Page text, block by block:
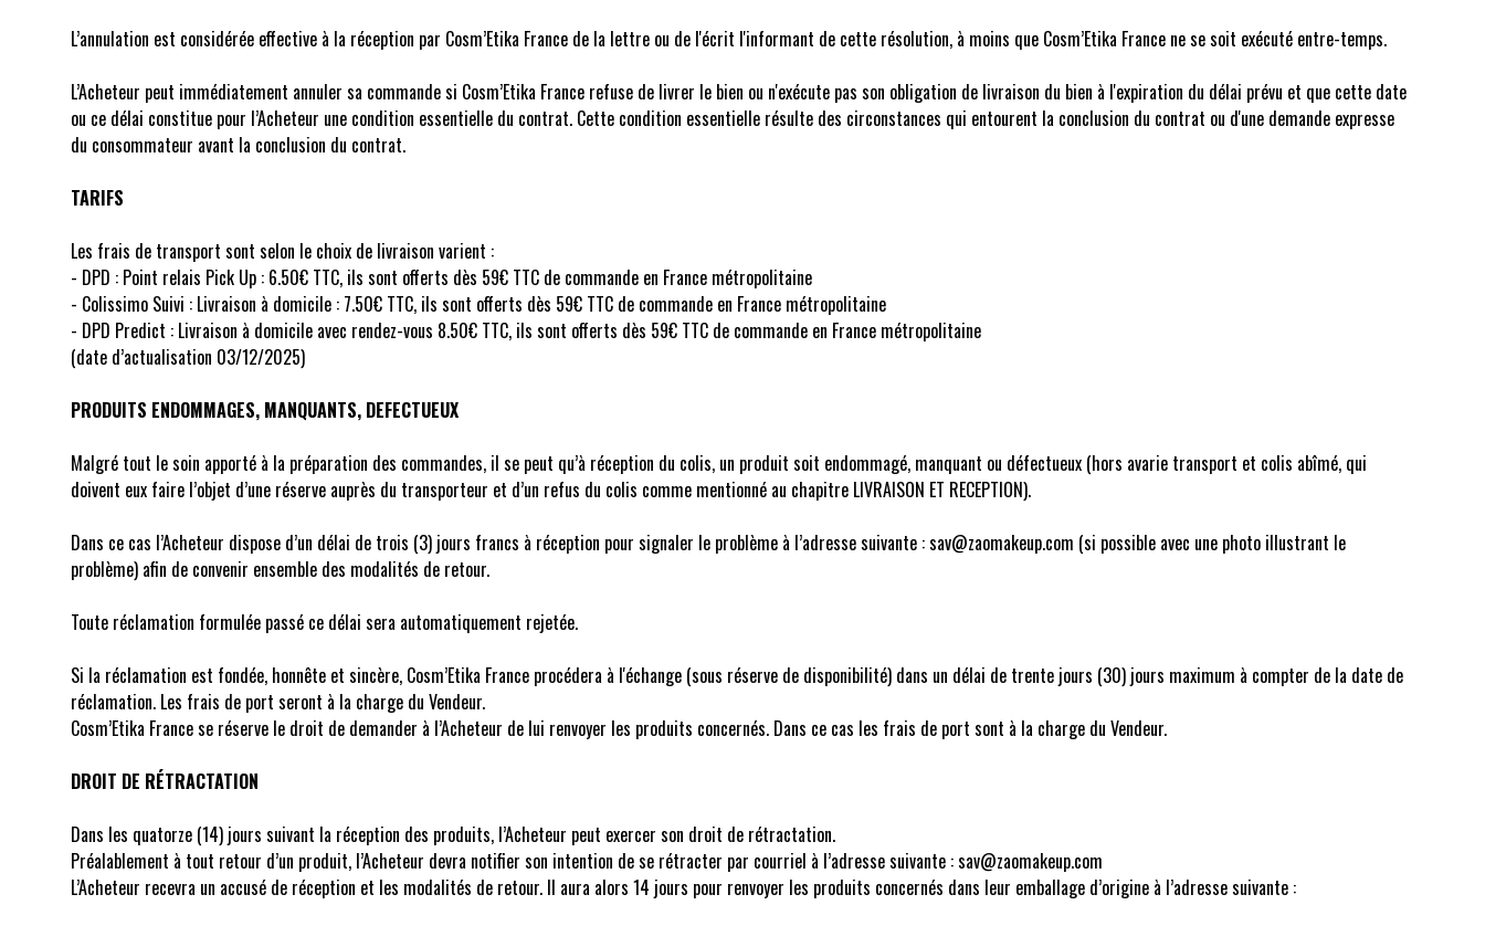
L’annulation est considérée effective à la réception par Cosm’Etika France de la lettre ou de l'écrit l'informant de cette résolution, à moins que Cosm’Etika France ne se soit exécuté entre-temps.
L’Acheteur peut immédiatement annuler sa commande si Cosm’Etika France refuse de livrer le bien ou n'exécute pas son obligation de livraison du bien à l'expiration du délai prévu et que cette date
ou ce délai constitue pour l’Acheteur une condition essentielle du contrat. Cette condition essentielle résulte des circonstances qui entourent la conclusion du contrat ou d'une demande expresse
du consommateur avant la conclusion du contrat.
TARIFS
Les frais de transport sont selon le choix de livraison varient :
- DPD : Point relais Pick Up : 6.50€ TTC, ils sont offerts dès 59€ TTC de commande en France métropolitaine
- Colissimo Suivi : Livraison à domicile : 7.50€ TTC, ils sont offerts dès 59€ TTC de commande en France métropolitaine
- DPD Predict : Livraison à domicile avec rendez-vous 8.50€ TTC, ils sont offerts dès 59€ TTC de commande en France métropolitaine
(date d’actualisation 03/12/2025)
PRODUITS ENDOMMAGES, MANQUANTS, DEFECTUEUX
Malgré tout le soin apporté à la préparation des commandes, il se peut qu’à réception du colis, un produit soit endommagé, manquant ou défectueux (hors avarie transport et colis abîmé, qui
doivent eux faire l’objet d’une réserve auprès du transporteur et d’un refus du colis comme mentionné au chapitre LIVRAISON ET RECEPTION).
Dans ce cas l’Acheteur dispose d’un délai de trois (3) jours francs à réception pour signaler le problème à l’adresse suivante : sav@zaomakeup.com (si possible avec une photo illustrant le
problème) afin de convenir ensemble des modalités de retour.
Toute réclamation formulée passé ce délai sera automatiquement rejetée.
Si la réclamation est fondée, honnête et sincère, Cosm’Etika France procédera à l'échange (sous réserve de disponibilité) dans un délai de trente jours (30) jours maximum à compter de la date de
réclamation. Les frais de port seront à la charge du Vendeur.
Cosm’Etika France se réserve le droit de demander à l’Acheteur de lui renvoyer les produits concernés. Dans ce cas les frais de port sont à la charge du Vendeur.
DROIT DE RÉTRACTATION
Dans les quatorze (14) jours suivant la réception des produits, l’Acheteur peut exercer son droit de rétractation.
Préalablement à tout retour d’un produit, l’Acheteur devra notifier son intention de se rétracter par courriel à l’adresse suivante : sav@zaomakeup.com
L’Acheteur recevra un accusé de réception et les modalités de retour. Il aura alors 14 jours pour renvoyer les produits concernés dans leur emballage d’origine à l’adresse suivante :